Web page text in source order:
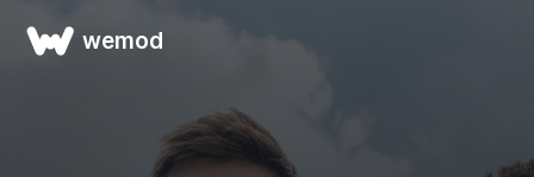
wemod